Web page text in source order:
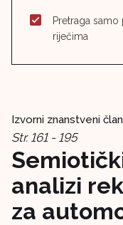
Pretraga
riječima
Izvorni znanstveni
Str. 161 - 195
analizi
za